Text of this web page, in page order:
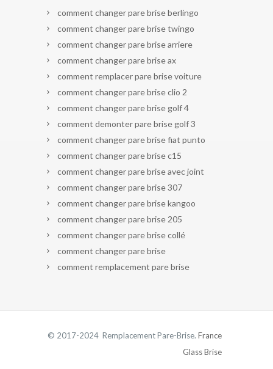
comment changer pare brise berlingo
comment changer pare brise twingo
comment changer pare brise arriere
comment changer pare brise ax
comment remplacer pare brise voiture
comment changer pare brise clio 2
comment changer pare brise golf 4
comment demonter pare brise golf 3
comment changer pare brise fiat punto
comment changer pare brise c15
comment changer pare brise avec joint
comment changer pare brise 307
comment changer pare brise kangoo
comment changer pare brise 205
comment changer pare brise collé
comment changer pare brise
comment remplacement pare brise
© 2017-2024 Remplacement Pare-Brise. France
Glass Brise